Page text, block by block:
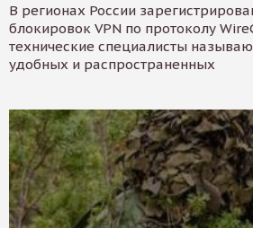
В регионах России
блокировок VPN по протоколу
технические специалисты
удобных и распространенных